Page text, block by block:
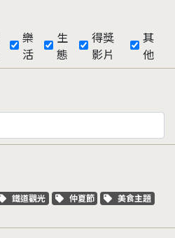
樂
活
生
態
得獎
影片
其
他
關鍵字標籤
鐵道觀光 關鍵字標籤
仲夏節 關鍵字標籤
美食主題